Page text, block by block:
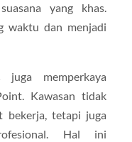
yang khas.
waktu dan menjadi
juga memperkaya
Kawasan tidak
bekerja, tetapi juga
Hal ini